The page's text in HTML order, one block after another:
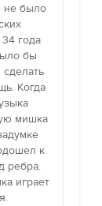
не было
года
бы
Когда
мишка
к
ребра.
играет